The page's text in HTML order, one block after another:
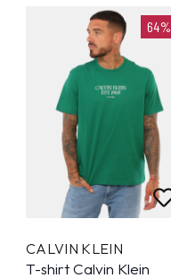
64%
CALVIN KLEIN
T-shirt Calvin Klein